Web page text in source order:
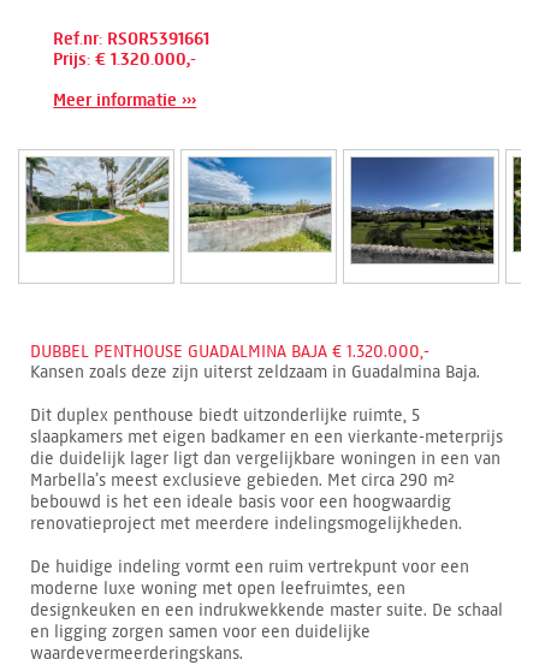
Ref.nr: RSOR5391661
Prijs: € 1.320.000,-
Meer informatie ›››
DUBBEL PENTHOUSE GUADALMINA BAJA € 1.320.000,-
Kansen zoals deze zijn uiterst zeldzaam in Guadalmina Baja.
Dit duplex penthouse biedt uitzonderlijke ruimte, 5
slaapkamers met eigen badkamer en een vierkante-meterprijs
die duidelijk lager ligt dan vergelijkbare woningen in een van
Marbella’s meest exclusieve gebieden. Met circa 290 m²
bebouwd is het een ideale basis voor een hoogwaardig
renovatieproject met meerdere indelingsmogelijkheden.
De huidige indeling vormt een ruim vertrekpunt voor een
moderne luxe woning met open leefruimtes, een
designkeuken en een indrukwekkende master suite. De schaal
en ligging zorgen samen voor een duidelijke
waardevermeerderingskans.